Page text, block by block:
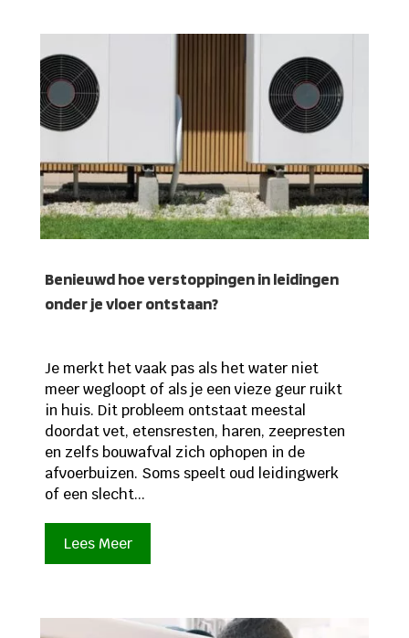
Benieuwd hoe verstoppingen in leidingen
onder je vloer ontstaan?
Je merkt het vaak pas als het water niet
meer wegloopt of als je een vieze geur ruikt
in huis. Dit probleem ontstaat meestal
doordat vet, etensresten, haren, zeepresten
en zelfs bouwafval zich ophopen in de
afvoerbuizen. Soms speelt oud leidingwerk
of een slecht...
Lees Meer